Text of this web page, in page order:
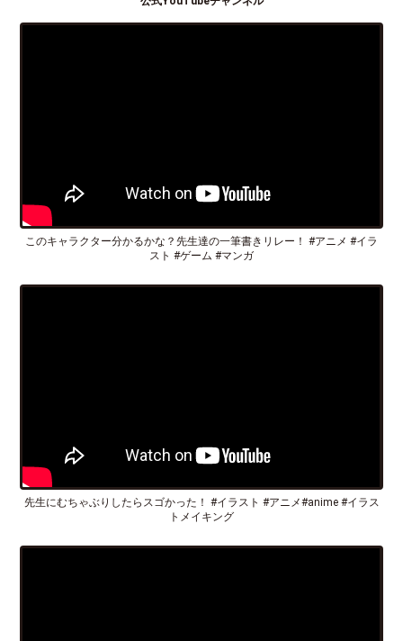
このキャラクター分かるかな？先生達の一筆書きリレー！ #アニメ #イラ
スト #ゲーム #マンガ
先生にむちゃぶりしたらスゴかった！ #イラスト #アニメ#anime #イラス
トメイキング